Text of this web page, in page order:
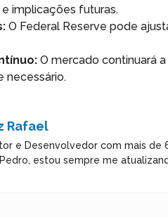
implicações futuras.
O Federal Reserve pode
O mercado continuará
necessário.
Rafael
e Desenvolvedor com mais
estou sempre me